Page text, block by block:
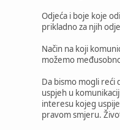
Odjeća i boje koje
prikladno za njih
Način na koji
možemo
Da bismo mogli reći
uspjeh u
interesu kojeg
pravom smjeru.